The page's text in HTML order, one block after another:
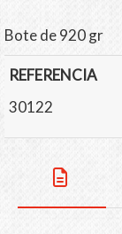
Bote de 920 gr
REFERENCIA
30122